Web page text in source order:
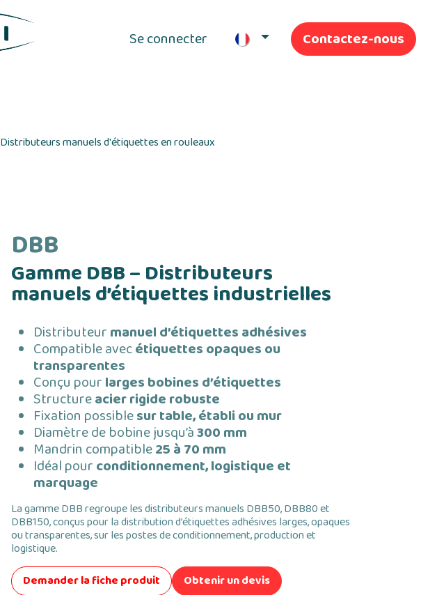
Se connecter Contactez-nous
Distributeurs manuels d'étiquettes en rouleaux
DBB
Gamme DBB – Distributeurs
manuels d’étiquettes industrielles
Distributeurmanuel d’étiquettes adhésives
Compatible avecétiquettes opaques ou
transparentes
Conçu pourlarges bobines d’étiquettes
Structureacier rigide robuste
Fixation possiblesur table, établi ou mur
Diamètre de bobine jusqu’à300 mm
Mandrin compatible25 à 70 mm
Idéal pourconditionnement, logistique et
marquage
La gamme DBB regroupe les distributeurs manuels DBB50, DBB80 et
DBB150, conçus pour la distribution d’étiquettes adhésives larges, opaques
ou transparentes, sur les postes de conditionnement, production et
logistique.
Demander la fiche produit
Obtenir un devis